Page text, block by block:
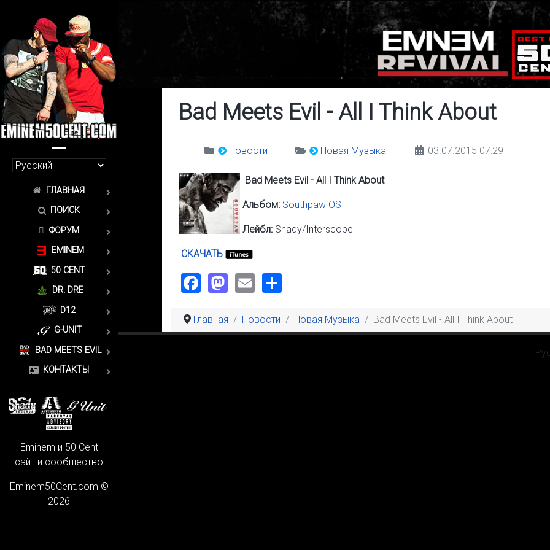
Bad Meets Evil - All I Think About
Новости Новая Музыка 03.07.2015 07:29
Bad Meets Evil - All I Think About
Альбом: Southpaw OST
Лейбл: Shady/Interscope
СКАЧАТЬ
Facebook
Mastodon
Email
Главная Новости Новая Музыка Bad Meets Evil - All I Think About
ГЛАВНАЯ
ПОИСК
ФОРУМ
EMINEM
50 CENT
DR. DRE
D12
G-UNIT
BAD MEETS EVIL
КОНТАКТЫ
Eminem и 50 Cent
сайт и сообщество
Eminem50Cent.com ©
2026